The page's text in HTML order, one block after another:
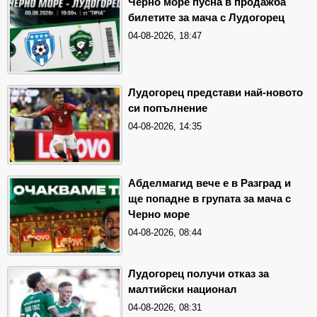
билетите за мача с Лудогорец
04-08-2026, 18:47
Лудогорец представи най-новото
си попълнение
04-08-2026, 14:35
Абделмагид вече е в Разград и
ще попадне в групата за мача с
Черно море
04-08-2026, 08:44
Лудогорец получи отказ за
малтийски национал
04-08-2026, 08:31